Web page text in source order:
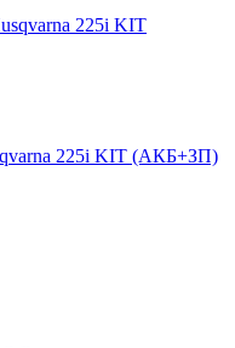
225i KIT (АКБ+ЗП)